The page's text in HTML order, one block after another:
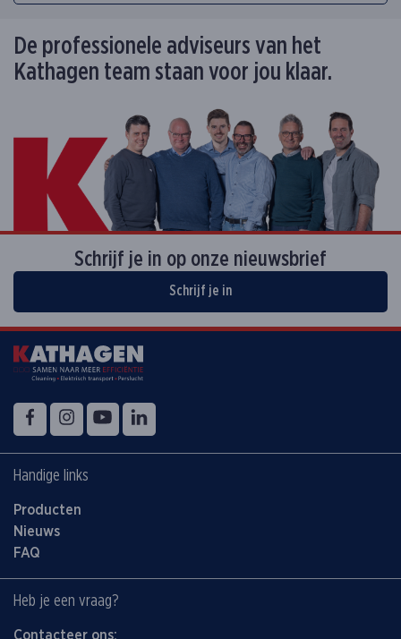
De professionele adviseurs van het
Kathagen team staan voor jou klaar.
Schrijf je in op onze nieuwsbrief
Schrijf je in
Volg ons op
FacebookInstagramYouTube
Handige links
Producten
Nieuws
FAQ
Heb je een vraag?
Contacteer ons: